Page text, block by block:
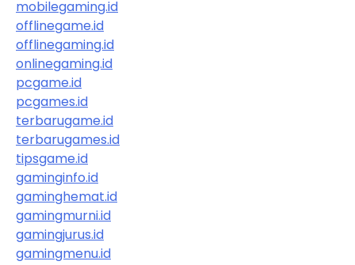
mobilegaming.id
offlinegame.id
offlinegaming.id
onlinegaming.id
pcgame.id
pcgames.id
terbarugame.id
terbarugames.id
tipsgame.id
gaminginfo.id
gaminghemat.id
gamingmurni.id
gamingjurus.id
gamingmenu.id